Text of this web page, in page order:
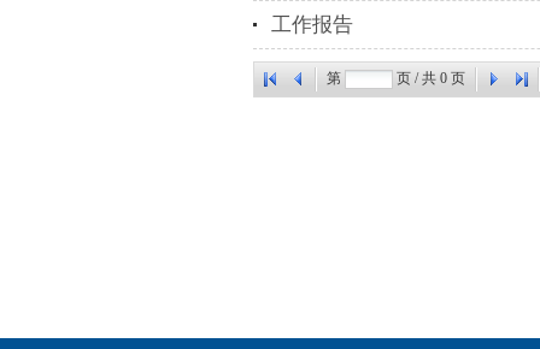
工作报告
第 页 / 共 0 页